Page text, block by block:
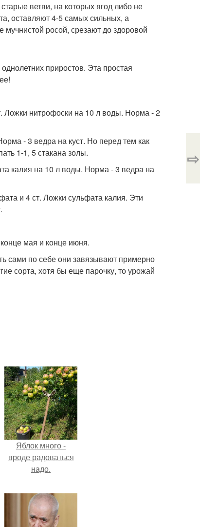
ветви, на которых ягод либо не
оставляют 4-5 самых сильных, а
росой, срезают до здоровой
приростов. Эта простая
Ложки нитрофоски на 10 л воды. Норма - 2
- 3 ведра на куст. Но перед тем как
1-1, 5 стакана золы.
калия на 10 л воды. Норма - 3 ведра на
и 4 ст. Ложки сульфата калия. Эти
мая и конце июня.
сами по себе они завязывают примерно
сорта, хотя бы еще парочку, то урожай
⇨
Яблок много -
вроде радоваться
надо.